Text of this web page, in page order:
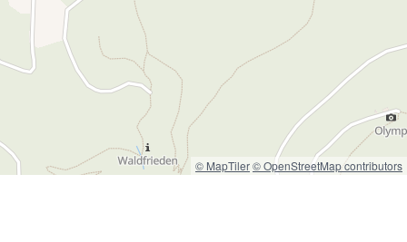
© MapTiler© OpenStreetMap contributors